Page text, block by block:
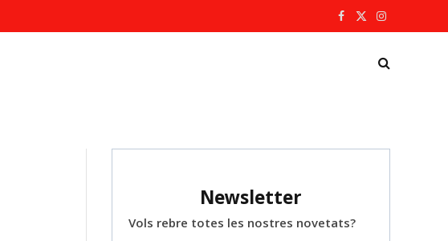
Facebook
X
Instagram
Newsletter
Vols rebre totes les nostres novetats?